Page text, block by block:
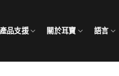
產品支援 關於耳寶 語言